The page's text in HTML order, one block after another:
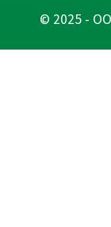
© 2025 -